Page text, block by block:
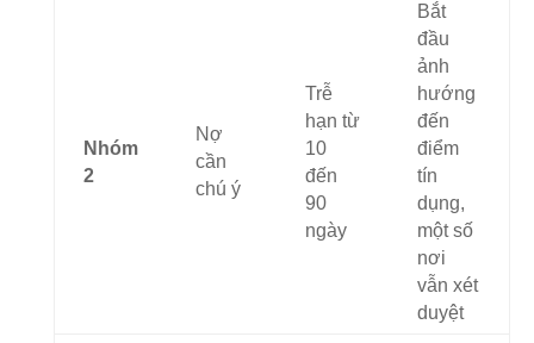
Nhóm
2
Nợ
cần
chú ý
Trễ
hạn từ
10
đến
90
ngày
Bắt
đầu
ảnh
hướng
đến
điểm
tín
dụng,
một số
nơi
vẫn xét
duyệt